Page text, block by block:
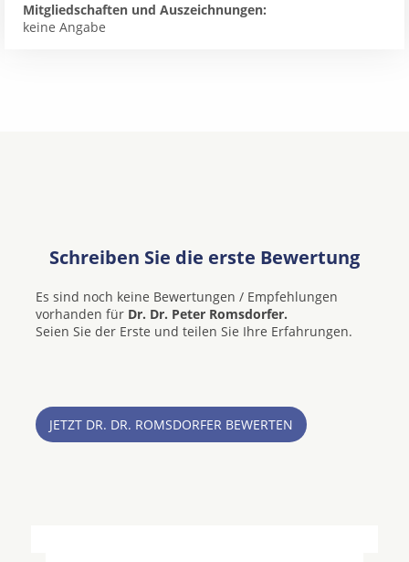
Mitgliedschaften und Auszeichnungen:
keine Angabe
Schreiben Sie die erste Bewertung
Es sind noch keine Bewertungen / Empfehlungen
vorhanden für Dr. Dr. Peter Romsdorfer.
Seien Sie der Erste und teilen Sie Ihre Erfahrungen.
JETZT DR. DR. ROMSDORFER BEWERTEN